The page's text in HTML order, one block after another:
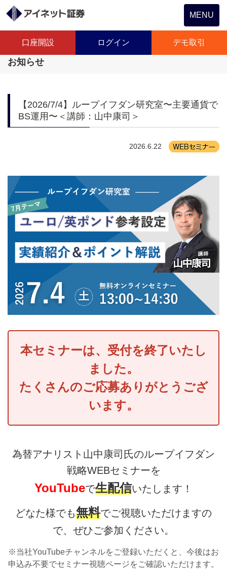
Toggle
navigation
MENU
口座開設 ログイン デモ取引
お知らせ
【2026/7/4】ループイフダン研究室〜主要通貨で
BS運用〜＜講師：山中康司＞
2026.6.22
本セミナーは、受付を終了いたし
ました。
たくさんのご応募ありがとうござ
います。
為替アナリスト山中康司氏のループイフダン
戦略WEBセミナーを
YouTubeで生配信いたします！
どなた様でも無料でご視聴いただけますの
で、ぜひご参加ください。
※当社YouTubeチャンネルをご登録いただくと、今後はお
申込み不要でセミナー視聴ページをご確認いただけます。